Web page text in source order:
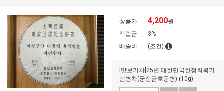
상품가 4,200원
적립금
3%
배송비
(조건)
[맛보기차]25년 대한민국헌정회복기
념병차(궁정금호공병) (10g)